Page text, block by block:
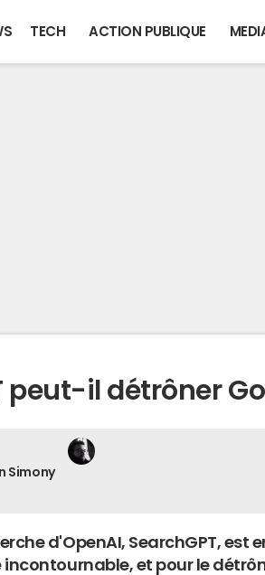
TECH ACTION PUBLIQUE
peut-il détrôner
Simony
d'OpenAI, SearchGPT, est
incontournable, et pour le